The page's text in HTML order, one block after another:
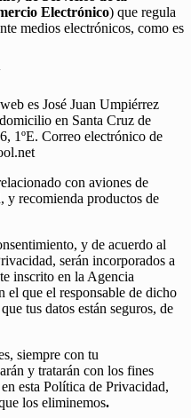
Electrónico) que regula
medios electrónicos, como es
es José Juan Umpiérrez
en Santa Cruz de
1ºE. Correo electrónico de
con aviones de
y recomienda productos de
y de acuerdo al
serán incorporados a
inscrito en la Agencia
el que el responsable de dicho
tus datos están seguros, de
siempre con tu
y tratarán con los fines
esta Política de Privacidad,
los eliminemos.